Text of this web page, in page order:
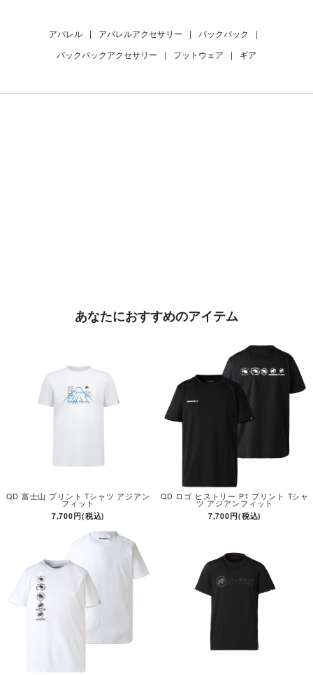
アパレル | アパレルアクセサリー | バックパック
|
バックパックアクセサリー
| フットウェア | ギア
あなたにおすすめのアイテム
QD 富士山 プリント Tシャツ アジアン
フィット
7,700円(税込)
QD ロゴ ヒストリー P1 プリント Tシャ
ツ アジアンフィット
7,700円(税込)